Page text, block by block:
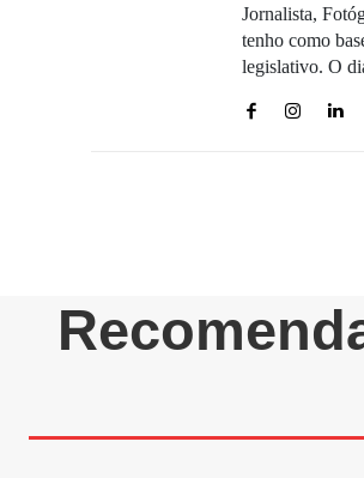
Jornalista,
tenho como
legislativo. O